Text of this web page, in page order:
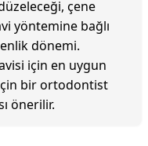
çene
yöntemine bağlı
dönemi.
için en uygun
bir ortodontist
önerilir.